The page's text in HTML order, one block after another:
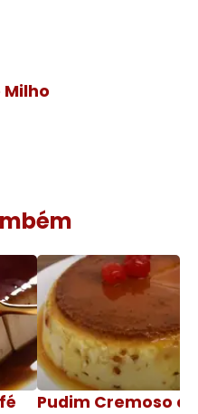
Milho
Pudim Cremoso